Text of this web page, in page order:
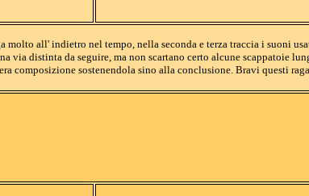
all' indietro nel tempo, nella seconda e terza traccia i suoni
via distinta da seguire, ma non scartano certo alcune scappatoie
composizione sostenendola sino alla conclusione. Bravi questi